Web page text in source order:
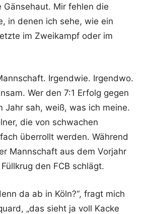
Gänsehaut. Mir fehlen die
in denen ich sehe, wie ein
im Zweikampf oder im
Irgendwie. Irgendwo.
Wer den 7:1 Erfolg gegen
Jahr sah, weiß, was ich meine.
die von schwachen
überrollt werden. Während
Mannschaft aus dem Vorjahr
den FCB schlägt.
da ab in Köln?“, fragt mich
„das sieht ja voll Kacke